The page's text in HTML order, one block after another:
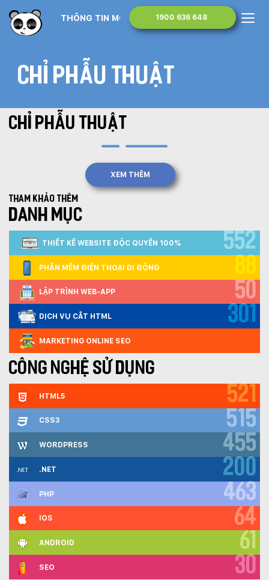
1900 636 648
THÔNG TIN MONA MEDIA
Chỉ phẫu thuật
CHỈ PHẪU THUẬT
XEM THÊM
Tham khảo thêm
DANH MỤC
THIẾT KẾ WEBSITE ĐỘC QUYỀN 100% 552
PHẦN MỀM ĐIỆN THOẠI DI ĐỘNG 88
LẬP TRÌNH WEB-APP 50
DỊCH VỤ CẮT HTML 301
MARKETING ONLINE SEO
CÔNG NGHỆ SỬ DỤNG
HTML5 521
CSS3 515
WORDPRESS 455
.NET 200
PHP 463
IOS 64
ANDROID 61
SEO 30